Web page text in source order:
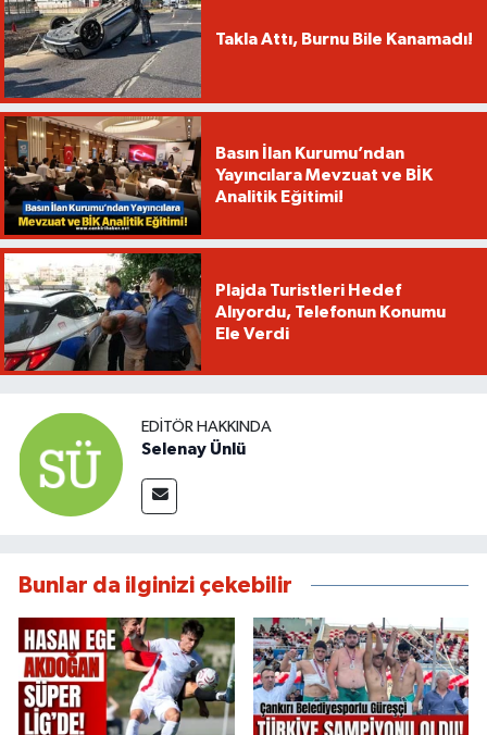
Takla Attı, Burnu Bile Kanamadı!
Basın İlan Kurumu’ndan
Yayıncılara Mevzuat ve BİK
Analitik Eğitimi!
Plajda Turistleri Hedef
Alıyordu, Telefonun Konumu
Ele Verdi
EDITÖR HAKKINDA
Selenay Ünlü
Bunlar da ilginizi çekebilir